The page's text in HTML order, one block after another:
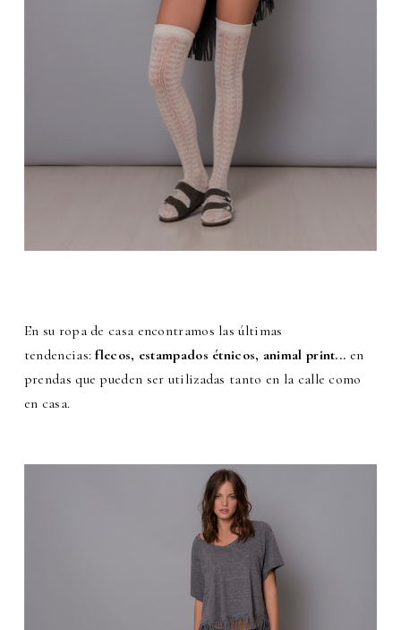
En su ropa de casa encontramos las últimas
tendencias: flecos, estampados étnicos, animal print... en
prendas que pueden ser utilizadas tanto en la calle como
en casa.